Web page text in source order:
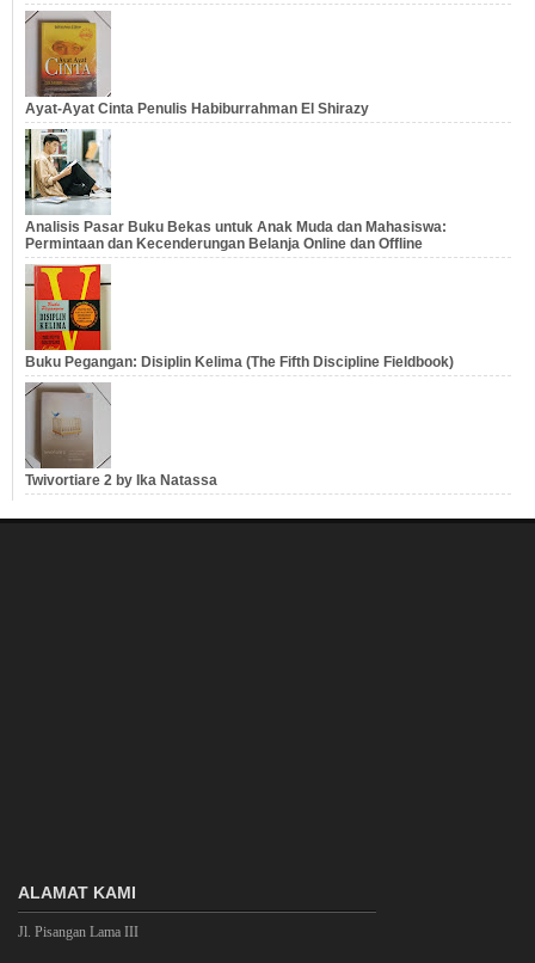
Ayat-Ayat Cinta Penulis Habiburrahman El Shirazy
Analisis Pasar Buku Bekas untuk Anak Muda dan Mahasiswa:
Permintaan dan Kecenderungan Belanja Online dan Offline
Buku Pegangan: Disiplin Kelima (The Fifth Discipline Fieldbook)
Twivortiare 2 by Ika Natassa
ALAMAT KAMI
Jl. Pisangan Lama III